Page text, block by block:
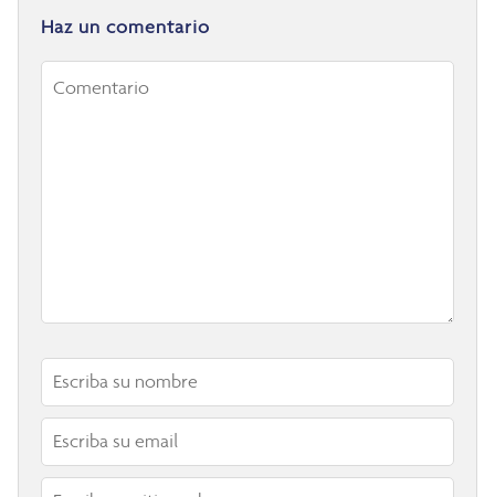
Haz un comentario